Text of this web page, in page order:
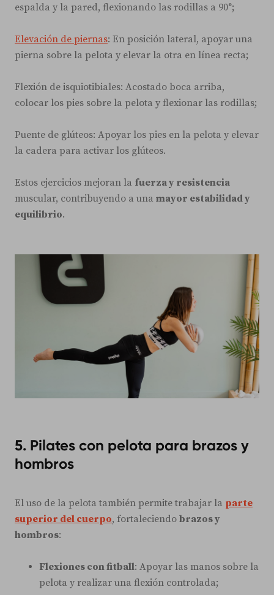
espalda y la pared, flexionando las rodillas a 90°;
Elevación de piernas: En posición lateral, apoyar una
pierna sobre la pelota y elevar la otra en línea recta;
Flexión de isquiotibiales: Acostado boca arriba,
colocar los pies sobre la pelota y flexionar las rodillas;
Puente de glúteos: Apoyar los pies en la pelota y elevar
la cadera para activar los glúteos.
Estos ejercicios mejoran la fuerza y resistencia
muscular, contribuyendo a una mayor estabilidad y
equilibrio.
5. Pilates con pelota para brazos y
hombros
El uso de la pelota también permite trabajar la parte
superior del cuerpo, fortaleciendo brazos y
hombros:
Flexiones con fitball: Apoyar las manos sobre la
pelota y realizar una flexión controlada;